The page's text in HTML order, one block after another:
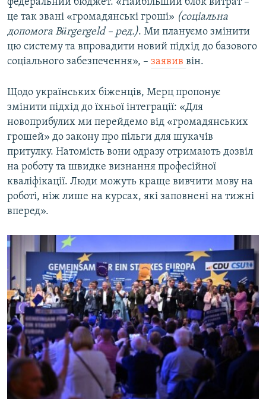
це так звані «громадянські гроші» (соціальна
допомога Bürgergeld – ред.). Ми плануємо змінити
цю систему та впровадити новий підхід до базового
соціального забезпечення», – заявив він.
Щодо українських біженців, Мерц пропонує
змінити підхід до їхньої інтеграції: «Для
новоприбулих ми перейдемо від «громадянських
грошей» до закону про пільги для шукачів
притулку. Натомість вони одразу отримають дозвіл
на роботу та швидке визнання професійної
кваліфікації. Люди можуть краще вивчити мову на
роботі, ніж лише на курсах, які заповнені на тижні
вперед».